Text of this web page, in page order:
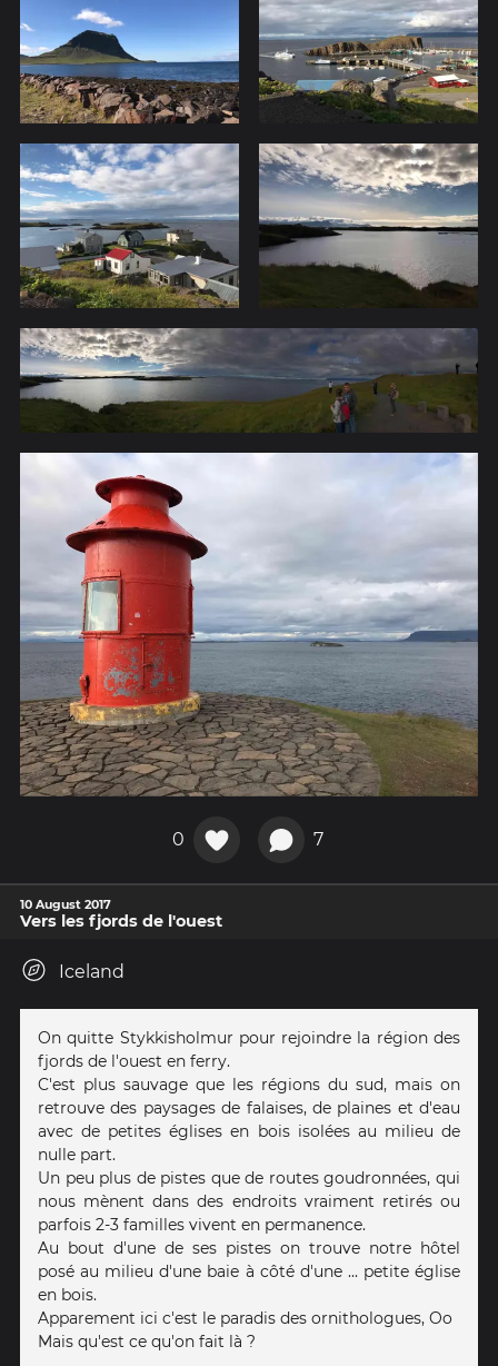
0 7
10 August 2017
Vers les fjords de l'ouest
Iceland
On quitte Stykkisholmur pour rejoindre la région des
fjords de l'ouest en ferry.
C'est plus sauvage que les régions du sud, mais on
retrouve des paysages de falaises, de plaines et d'eau
avec de petites églises en bois isolées au milieu de
nulle part.
Un peu plus de pistes que de routes goudronnées, qui
nous mènent dans des endroits vraiment retirés ou
parfois 2-3 familles vivent en permanence.
Au bout d'une de ses pistes on trouve notre hôtel
posé au milieu d'une baie à côté d'une ... petite église
en bois.
Apparement ici c'est le paradis des ornithologues, Oo
Mais qu'est ce qu'on fait là ?